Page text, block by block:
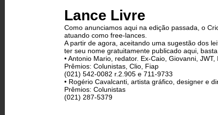
Lance Livre
Como anunciamos aqui na edição passada, o
atuando como free-lances.
A partir de agora, aceitando uma sugestão dos
ter seu nome gratuitamente publicado aqui,
• Antonio Mario, redator. Ex-Caio, Giovanni,
Prêmios: Colunistas, Clio, Fiap
(021) 542-0082 r.2.905 e 711-9733
• Rogério Cavalcanti, artista gráfico, designer e
Prêmios: Colunistas
(021) 287-5379